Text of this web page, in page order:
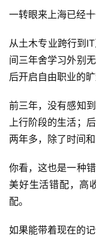
一转眼来上海已经
从土木专业跨行到
间三年舍学习外别
后开启自由职业的
前三年，没有感知
上行阶段的生活；
两年多，除了时间
你看，这也是一种
美好生活错配，高
配。
如果能带着现在的